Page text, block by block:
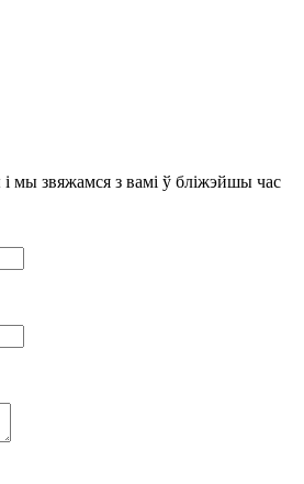
і мы звяжамся з вамі ў бліжэйшы час